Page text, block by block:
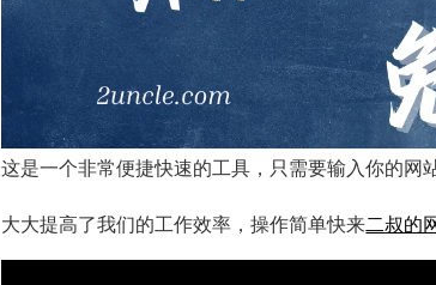
这是一个非常便捷快速的工具，只需要输入你的
大大提高了我们的工作效率，操作简单快来二叔的